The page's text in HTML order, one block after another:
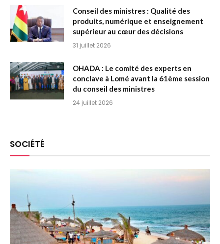
Conseil des ministres : Qualité des
produits, numérique et enseignement
supérieur au cœur des décisions
31 juillet 2026
OHADA : Le comité des experts en
conclave à Lomé avant la 61ème session
du conseil des ministres
24 juillet 2026
SOCIÉTÉ